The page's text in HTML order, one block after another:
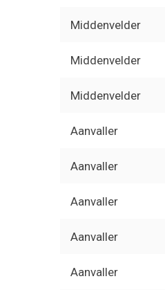
Middenvelder
Middenvelder
Middenvelder
Aanvaller
Aanvaller
Aanvaller
Aanvaller
Aanvaller